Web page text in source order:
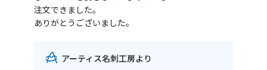
注文できました。
ありがとうございました。
アーティス名刺工房より